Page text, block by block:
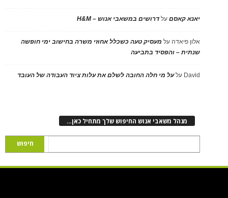
יאנא קאסםעלדרושים במשאבי אנוש – H&M
אלון פיאדה על מעסיק טעה כשכלל אחוזי משרה בחישוב ימי חופשה
שנתית – והפסיד בתביעה
David עלעל מי חלה החובה לשלם את עלות ציוד העבודה של העובד
מנהל משאבי אנוש החיפוש שלך מתחיל כאן…